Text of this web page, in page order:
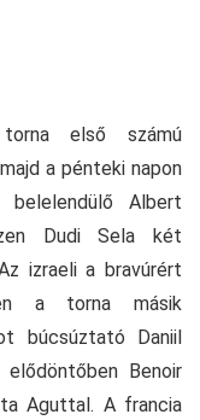
első számú
a pénteki napon
Albert
Dudi Sela két
izraeli a bravúrért
a torna másik
búcsúztató Daniil
Benoir
Aguttal. A francia